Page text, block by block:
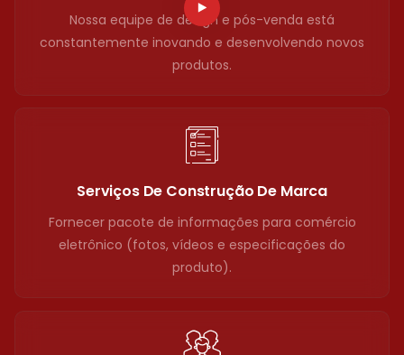
Nossa equipe de design e pós-venda está
constantemente inovando e desenvolvendo novos
produtos.
Serviços De Construção De Marca
Fornecer pacote de informações para comércio
eletrônico (fotos, vídeos e especificações do
produto).